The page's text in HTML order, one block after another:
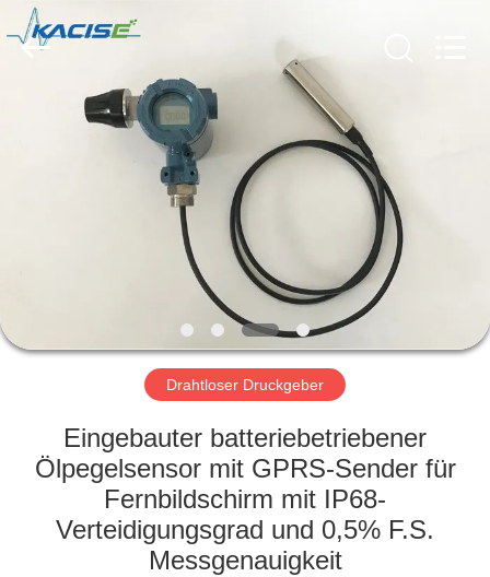
HAUS
PRODUKTE
ÜBER
UNS
FABRIK-
AUSFLUG
QUALITÄTSKONTROLLE
Kacise
Optronics
Co.,Ltd..
Drahtloser Druckgeber
Eingebauter batteriebetriebener
Ölpegelsensor mit GPRS-Sender für
Fernbildschirm mit IP68-
Verteidigungsgrad und 0,5% F.S.
Messgenauigkeit